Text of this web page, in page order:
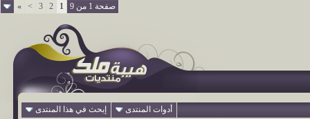
صفحة 1 من 9 1
2
3
>
»
أدوات المنتدى إبحث في هذا المنتدى